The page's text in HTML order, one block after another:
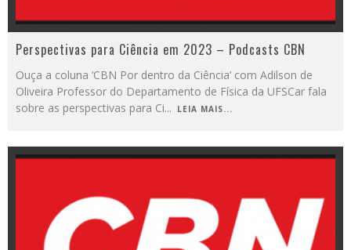
Perspectivas para Ciência em 2023 – Podcasts CBN
Ouça a coluna ‘CBN Por dentro da Ciência’ com Adilson de
Oliveira Professor do Departamento de Física da UFSCar fala
sobre as perspectivas para Ci... LEIA MAIS...